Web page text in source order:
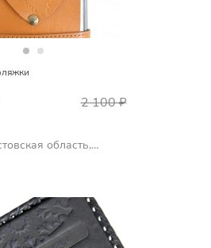
2 100 ₽
область,